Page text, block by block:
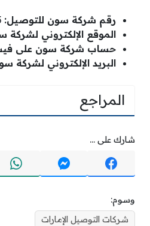
رقم شركة سون للتوصيل:
الموقع الإلكتروني لشركة
حساب شركة سون على
البريد الإلكتروني لشركة
المراجع
شارك على ...
وسوم:
شركات التوصيل الإمارات